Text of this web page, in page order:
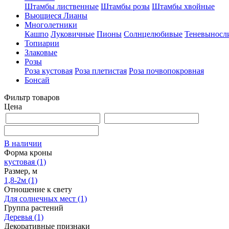
Штамбы лиственные Штамбы розы Штамбы хвойные
Вьющиеся Лианы
Многолетники
Кашпо Луковичные Пионы Солнцелюбивые
Топиарии
Злаковые
Розы
Роза кустовая Роза плетистая Роза почвопокровная
Бонсай
Фильтр товаров
Цена
В наличии
Форма кроны
кустовая (1)
Размер, м
1,8-2м (1)
Отношение к свету
Для солнечных мест (1)
Группа растений
Деревья (1)
Декоративные признаки